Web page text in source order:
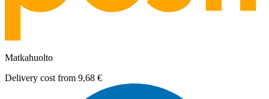
Matkahuolto
Delivery cost from 9,68 €